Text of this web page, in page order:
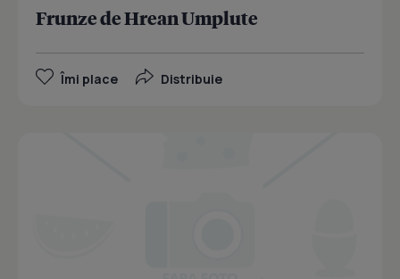
Frunze de Hrean Umplute
Îmi place Distribuie